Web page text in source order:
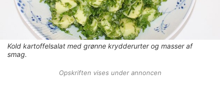
Kold kartoffelsalat med grønne krydderurter og masser af
smag.
Opskriften vises under annoncen